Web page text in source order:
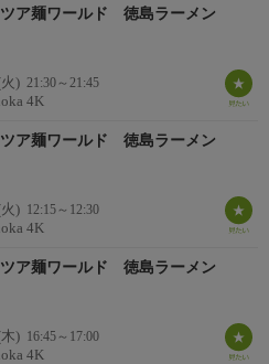
ア麺ワールド 徳島ラーメン
) 21:30～21:45
4K
ア麺ワールド 徳島ラーメン
) 12:15～12:30
4K
ア麺ワールド 徳島ラーメン
) 16:45～17:00
4K